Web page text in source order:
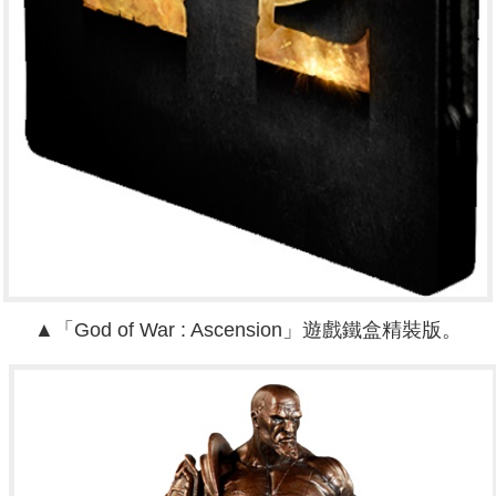
▲「God of War : Ascension」遊戲鐵盒精裝版。